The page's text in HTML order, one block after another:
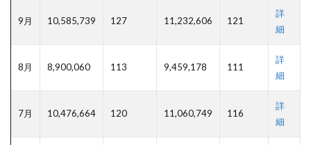
9月 10,585,739 127 11,232,606 121
詳
細
8月 8,900,060 113 9,459,178 111
詳
細
7月 10,476,664 120 11,060,749 116
詳
細